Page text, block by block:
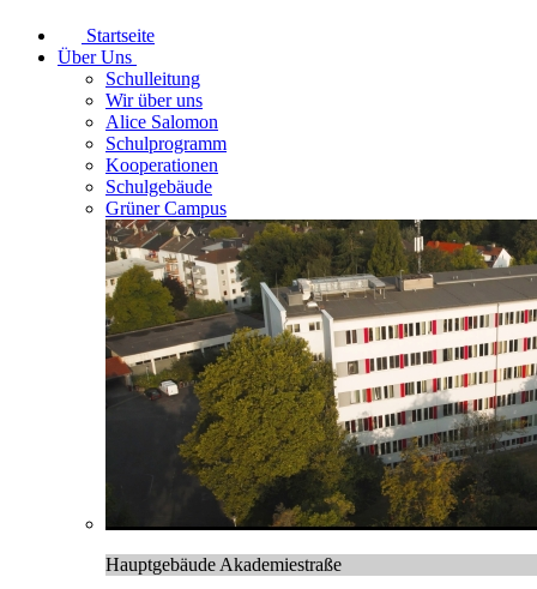
Startseite
Über Uns
Schulleitung
Wir über uns
Alice Salomon
Schulprogramm
Kooperationen
Schulgebäude
Grüner Campus
Hauptgebäude Akademiestraße